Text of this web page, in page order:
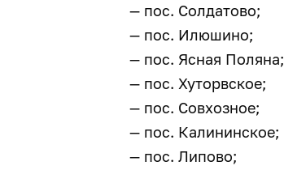
— пос. Солдатово;
— пос. Илюшино;
— пос. Ясная Поляна;
— пос. Хуторвское;
— пос. Совхозное;
— пос. Калининское;
— пос. Липово;